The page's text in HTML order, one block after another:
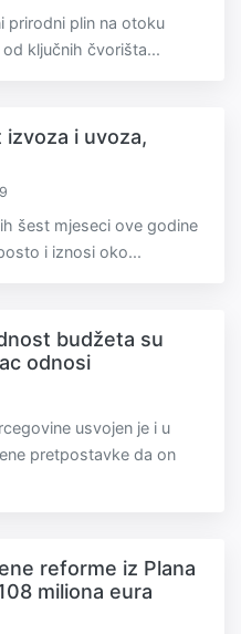
prirodni plin na otoku
ključnih čvorišta...
izvoza i uvoza,
šest mjeseci ove godine
i iznosi oko...
budžeta su
odnosi
usvojen je i u
pretpostavke da on
reforme iz Plana
miliona eura